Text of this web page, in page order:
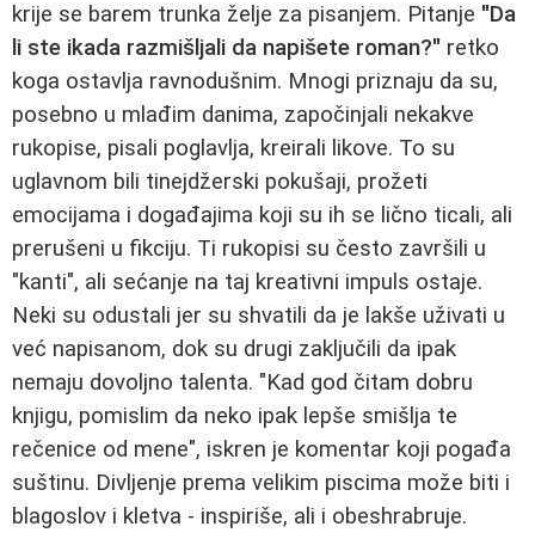
krije se barem trunka želje za pisanjem. Pitanje "Da
li ste ikada razmišljali da napišete roman?" retko
koga ostavlja ravnodušnim. Mnogi priznaju da su,
posebno u mlađim danima, započinjali nekakve
rukopise, pisali poglavlja, kreirali likove. To su
uglavnom bili tinejdžerski pokušaji, prožeti
emocijama i događajima koji su ih se lično ticali, ali
prerušeni u fikciju. Ti rukopisi su često završili u
"kanti", ali sećanje na taj kreativni impuls ostaje.
Neki su odustali jer su shvatili da je lakše uživati u
već napisanom, dok su drugi zaključili da ipak
nemaju dovoljno talenta. "Kad god čitam dobru
knjigu, pomislim da neko ipak lepše smišlja te
rečenice od mene", iskren je komentar koji pogađa
suštinu. Divljenje prema velikim piscima može biti i
blagoslov i kletva - inspiriše, ali i obeshrabruje.